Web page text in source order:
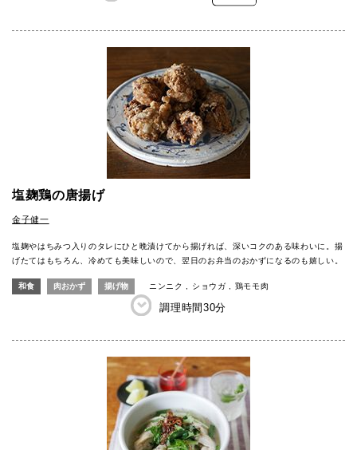
塩麹鶏の唐揚げ
金子健一
塩麹やはちみつ入りのタレにひと晩漬けてから揚げれば、深いコクのある味わいに。揚
げたてはもちろん、冷めても美味しいので、翌日のお弁当のおかずになるのも嬉しい。
和食 肉おかず 揚げ物 ニンニク ショウガ 鶏モモ肉
調理時間30分